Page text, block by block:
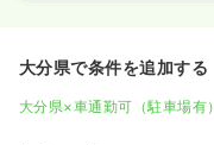
大分県で条件を追加する
大分県×車通勤可（駐車場有）